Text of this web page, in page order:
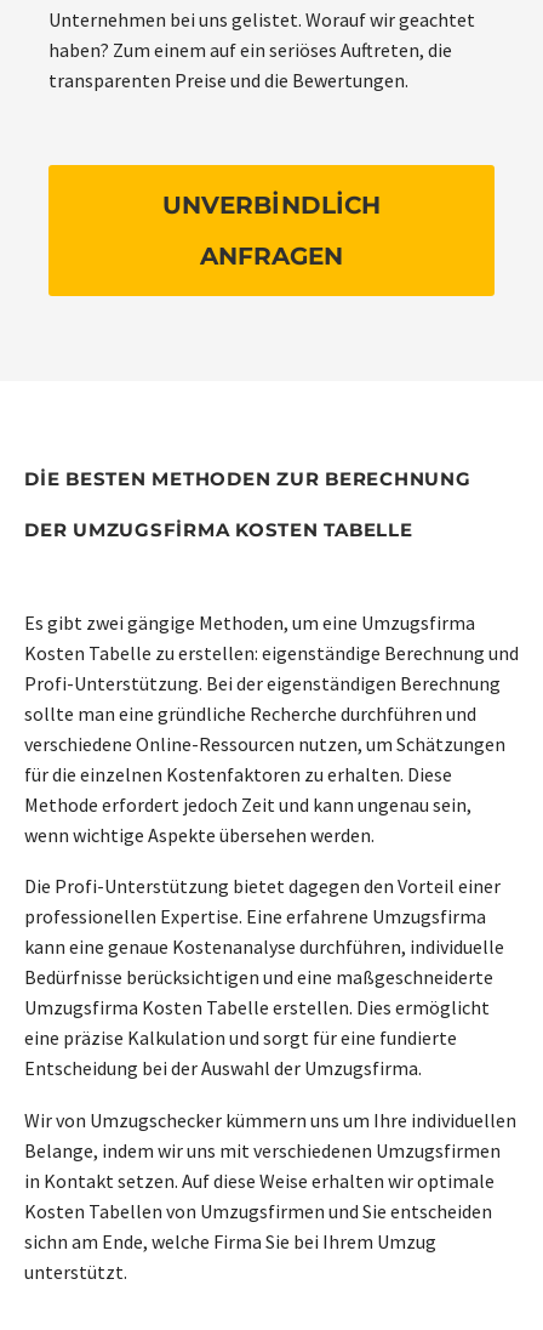
Unternehmen bei uns gelistet. Worauf wir geachtet
haben? Zum einem auf ein seriöses Auftreten, die
transparenten Preise und die Bewertungen.
UNVERBINDLICH
ANFRAGEN
DIE BESTEN METHODEN ZUR BERECHNUNG
DER UMZUGSFIRMA KOSTEN TABELLE
Es gibt zwei gängige Methoden, um eine Umzugsfirma
Kosten Tabelle zu erstellen: eigenständige Berechnung und
Profi-Unterstützung. Bei der eigenständigen Berechnung
sollte man eine gründliche Recherche durchführen und
verschiedene Online-Ressourcen nutzen, um Schätzungen
für die einzelnen Kostenfaktoren zu erhalten. Diese
Methode erfordert jedoch Zeit und kann ungenau sein,
wenn wichtige Aspekte übersehen werden.
Die Profi-Unterstützung bietet dagegen den Vorteil einer
professionellen Expertise. Eine erfahrene Umzugsfirma
kann eine genaue Kostenanalyse durchführen, individuelle
Bedürfnisse berücksichtigen und eine maßgeschneiderte
Umzugsfirma Kosten Tabelle erstellen. Dies ermöglicht
eine präzise Kalkulation und sorgt für eine fundierte
Entscheidung bei der Auswahl der Umzugsfirma.
Wir von Umzugschecker kümmern uns um Ihre individuellen
Belange, indem wir uns mit verschiedenen Umzugsfirmen
in Kontakt setzen. Auf diese Weise erhalten wir optimale
Kosten Tabellen von Umzugsfirmen und Sie entscheiden
sichn am Ende, welche Firma Sie bei Ihrem Umzug
unterstützt.